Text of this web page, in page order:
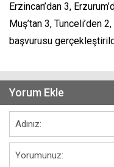
Erzincan’dan 3,
Muş’tan 3, Tunceli’den
başvurusu
Yorum Ekle